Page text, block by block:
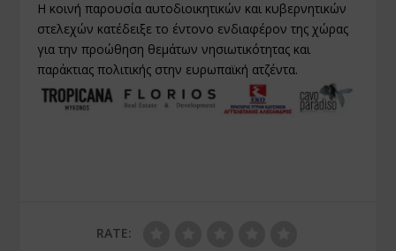
Η κοινή παρουσία αυτοδιοικητικών και κυβερνητικών
στελεχών κατέδειξε το έντονο ενδιαφέρον της χώρας
για την προώθηση θεμάτων νησιωτικότητας και
παράκτιας πολιτικής στην ευρωπαϊκή ατζέντα.
RATE: